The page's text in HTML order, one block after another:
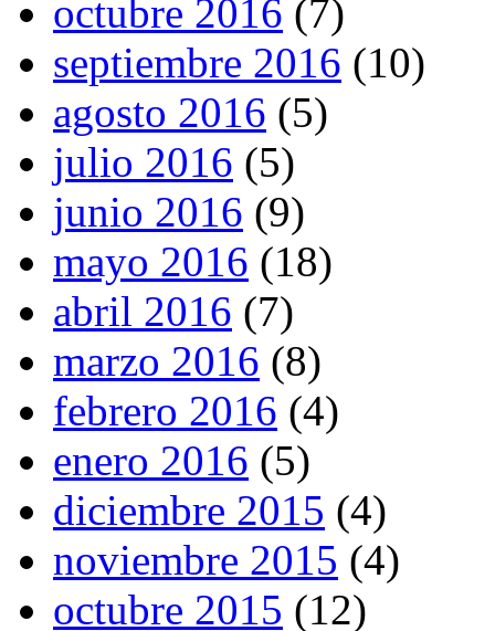
octubre 2016 (7)
septiembre 2016 (10)
agosto 2016 (5)
julio 2016 (5)
junio 2016 (9)
mayo 2016 (18)
abril 2016 (7)
marzo 2016 (8)
febrero 2016 (4)
enero 2016 (5)
diciembre 2015 (4)
noviembre 2015 (4)
octubre 2015 (12)